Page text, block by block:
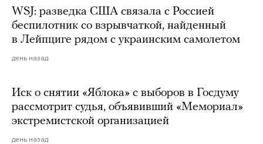
WSJ: разведка США связала с Россией
беспилотник со взрывчаткой, найденный
в Лейпциге рядом с украинским самолетом
день назад
Иск о снятии «Яблока» с выборов в Госдуму
рассмотрит судья, объявивший «Мемориал»
экстремистской организацией
день назад